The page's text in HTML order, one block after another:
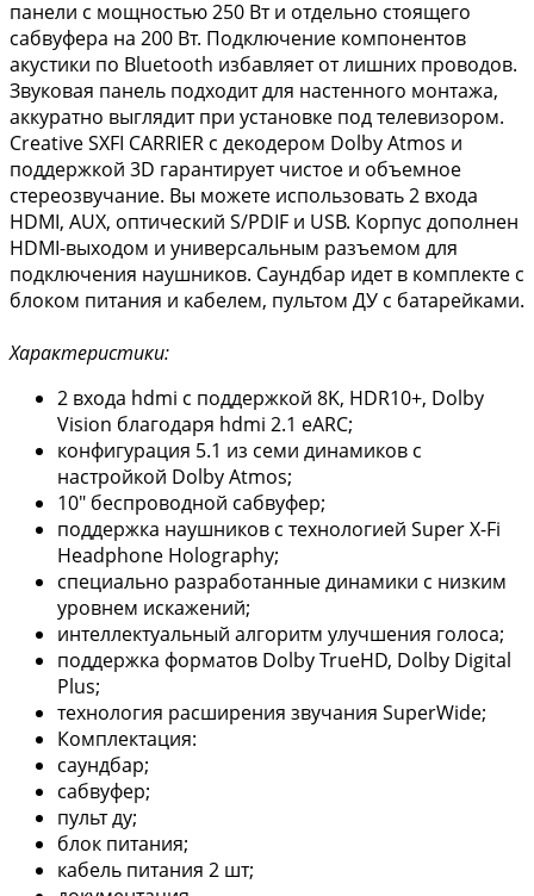
панели с мощностью 250 Вт и отдельно стоящего
сабвуфера на 200 Вт. Подключение компонентов
акустики по Bluetooth избавляет от лишних проводов.
Звуковая панель подходит для настенного монтажа,
аккуратно выглядит при установке под телевизором.
Creative SXFI CARRIER с декодером Dolby Atmos и
поддержкой 3D гарантирует чистое и объемное
стереозвучание. Вы можете использовать 2 входа
HDMI, AUX, оптический S/PDIF и USB. Корпус дополнен
HDMI-выходом и универсальным разъемом для
подключения наушников. Саундбар идет в комплекте с
блоком питания и кабелем, пультом ДУ с батарейками.
Характеристики:
2 входа hdmi с поддержкой 8K, HDR10+, Dolby
Vision благодаря hdmi 2.1 eARC;
конфигурация 5.1 из семи динамиков с
настройкой Dolby Atmos;
10" беспроводной сабвуфер;
поддержка наушников с технологией Super X-Fi
Headphone Holography;
специально разработанные динамики с низким
уровнем искажений;
интеллектуальный алгоритм улучшения голоса;
поддержка форматов Dolby TrueHD, Dolby Digital
Plus;
технология расширения звучания SuperWide;
Комплектация:
саундбар;
сабвуфер;
пульт ду;
блок питания;
кабель питания 2 шт;